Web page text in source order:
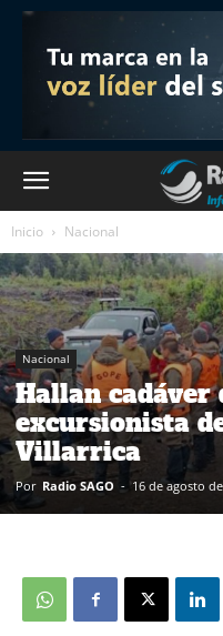
Inicio Nacional
Nacional
Hallan cadáver
excursionista
Villarrica
Por Radio SAGO - 16 de agosto